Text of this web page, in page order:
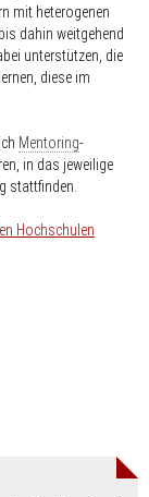
mit heterogenen
dahin weitgehend
unterstützen, die
diese im
Mentoring-
in das jeweilige
stattfinden.
Hochschulen